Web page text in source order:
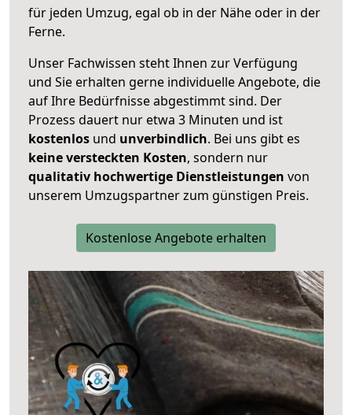
für jeden Umzug, egal ob in der Nähe oder in der
Ferne.
Unser Fachwissen steht Ihnen zur Verfügung
und Sie erhalten gerne individuelle Angebote, die
auf Ihre Bedürfnisse abgestimmt sind. Der
Prozess dauert nur etwa 3 Minuten und ist
kostenlos und unverbindlich. Bei uns gibt es
keine versteckten Kosten, sondern nur
qualitativ hochwertige Dienstleistungen von
unserem Umzugspartner zum günstigen Preis.
Kostenlose Angebote erhalten